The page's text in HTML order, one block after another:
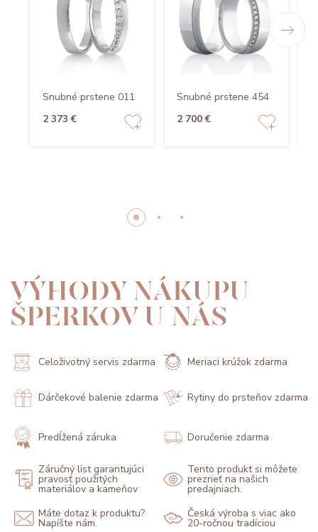
Snubné prstene 011
2 373 €
Snubné prstene 454
2 700 €
VÝHODY NÁKUPU
ŠPERKOV U NÁS
Celoživotný servis zdarma Meriaci krúžok zdarma
Dárčekové balenie zdarma Rytiny do prsteňov zdarma
Predĺžená záruka Doručenie zdarma
Záručný list garantujúci
pravosť použitých
materiálov a kameňov
Tento produkt si môžete
prezrieť na našich
predajniach.
Máte dotaz k produktu?
Napíšte nám.
Česká výroba s viac ako
20-ročnou tradíciou